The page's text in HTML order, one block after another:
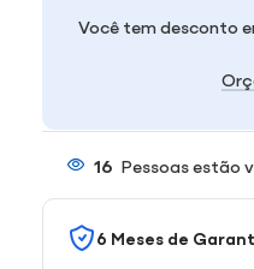
Você tem desconto
16 Pessoas estão
6 Meses de